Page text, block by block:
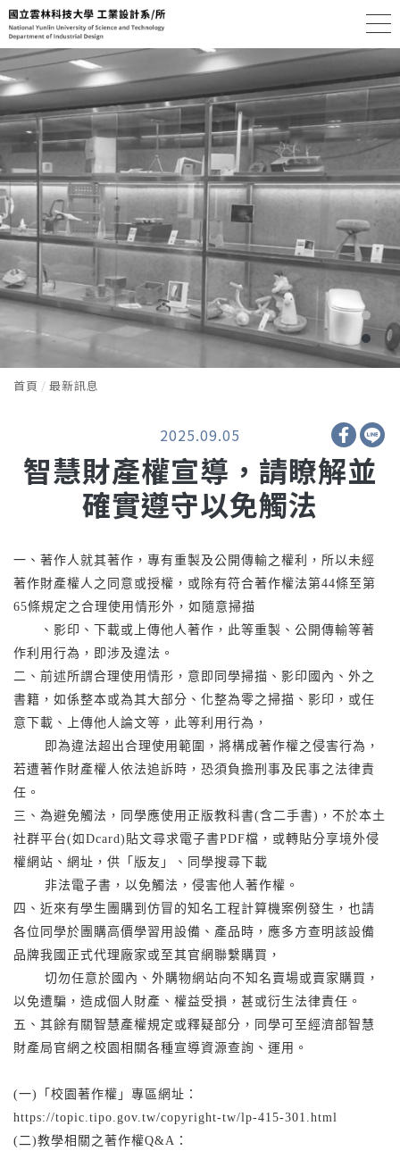
首頁 最新訊息
2025.09.05
智慧財產權宣導，請瞭解並
確實遵守以免觸法
一、著作人就其著作，專有重製及公開傳輸之權利，所以未經
著作財產權人之同意或授權，或除有符合著作權法第44條至第
65條規定之合理使用情形外，如隨意掃描
、影印、下載或上傳他人著作，此等重製、公開傳輸等著
作利用行為，即涉及違法。
二、前述所謂合理使用情形，意即同學掃描、影印國內、外之
書籍，如係整本或為其大部分、化整為零之掃描、影印，或任
意下載、上傳他人論文等，此等利用行為，
即為違法超出合理使用範圍，將構成著作權之侵害行為，
若遭著作財產權人依法追訴時，恐須負擔刑事及民事之法律責
任。
三、為避免觸法，同學應使用正版教科書(含二手書)，不於本土
社群平台(如Dcard)貼文尋求電子書PDF檔，或轉貼分享境外侵
權網站、網址，供「版友」、同學搜尋下載
非法電子書，以免觸法，侵害他人著作權。
四、近來有學生團購到仿冒的知名工程計算機案例發生，也請
各位同學於團購高價學習用設備、產品時，應多方查明該設備
品牌我國正式代理廠家或至其官網聯繫購買，
切勿任意於國內、外購物網站向不知名賣場或賣家購買，
以免遭騙，造成個人財產、權益受損，甚或衍生法律責任。
五、其餘有關智慧產權規定或釋疑部分，同學可至經濟部智慧
財產局官網之校園相關各種宣導資源查詢、運用。
(一)「校園著作權」專區網址：
https://topic.tipo.gov.tw/copyright-tw/lp-415-301.html
(二)教學相關之著作權Q&A：